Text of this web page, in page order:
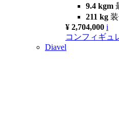
9.4 kgm
211 kg
¥ 2,704,000 i
コンフィギュ
Diavel